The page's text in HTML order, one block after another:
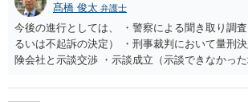
髙橋 俊太 弁護士
今後の進行としては、 ・警察による聞き取り調
るいは不起訴の決定） ・刑事裁判において量刑
険会社と示談交渉 ・示談成立（示談できなかっ
加害者に対する処罰感情など尋ねられるはずです